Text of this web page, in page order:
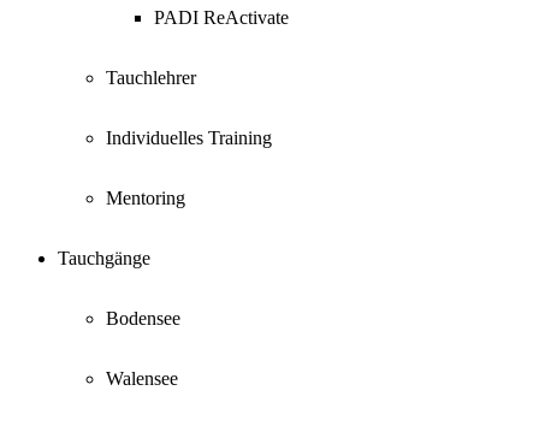
PADI ReActivate
Tauchlehrer
Individuelles Training
Mentoring
Tauchgänge
Bodensee
Walensee